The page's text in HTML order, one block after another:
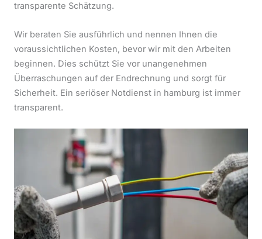
transparente Schätzung.
Wir beraten Sie ausführlich und nennen Ihnen die
voraussichtlichen Kosten, bevor wir mit den Arbeiten
beginnen. Dies schützt Sie vor unangenehmen
Überraschungen auf der Endrechnung und sorgt für
Sicherheit. Ein seriöser Notdienst in hamburg ist immer
transparent.